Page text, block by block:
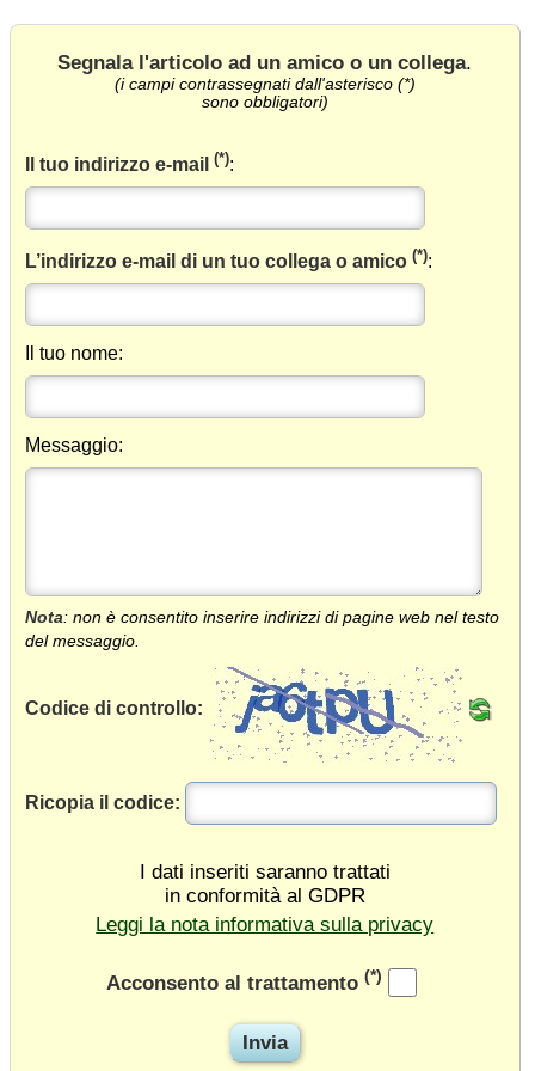
Segnala l'articolo ad un amico o un collega.
(i campi contrassegnati dall'asterisco (*)
sono obbligatori)
Il tuo indirizzo e-mail(*):
L’indirizzo e-mail di un tuo collega o amico(*):
Il tuo nome:
Messaggio:
Nota: non è consentito inserire indirizzi di pagine web nel testo
del messaggio.
Codice di controllo:
Ricopia il codice:
I dati inseriti saranno trattati
in conformità al GDPR
Leggi la nota informativa sulla privacy
Acconsento al trattamento (*)